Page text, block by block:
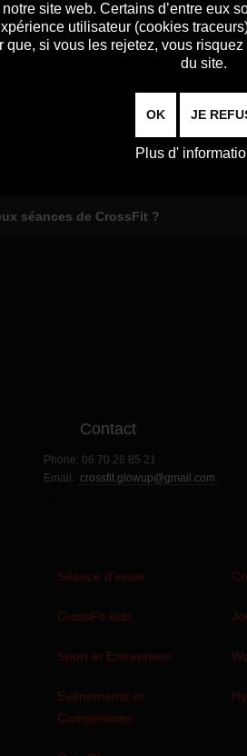
une séance de CrossFit ?
séance de CrossFit ?
en CrossFit ?
de CrossFit ?
séances de CrossFit ?
Contact
Phone: 06 70 26 85 21
Email: crossfit.glowup@gmail.com
Séance d'essai
CrossFit kids
Sport et Entreprises
Evènements et
Compétitions
site web. Certains d’entre eux
utilisateur (cookies
que, si vous les rejetez, vous
du site.
OK JE
Plus d'